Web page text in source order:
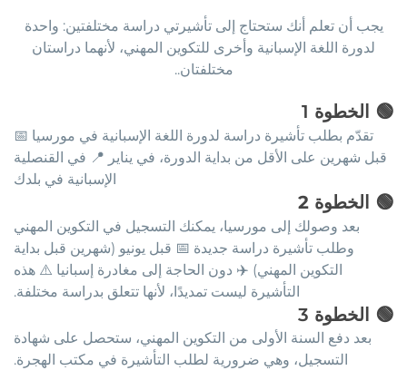
يجب أن تعلم أنك ستحتاج إلى تأشيرتي دراسة مختلفتين: واحدة
لدورة اللغة الإسبانية وأخرى للتكوين المهني، لأنهما دراستان
مختلفتان..
🟢 الخطوة 1
تقدّم بطلب تأشيرة دراسة لدورة اللغة الإسبانية في مورسيا 📅
قبل شهرين على الأقل من بداية الدورة، في يناير 📍 في القنصلية
الإسبانية في بلدك
🟢 الخطوة 2
بعد وصولك إلى مورسيا، يمكنك التسجيل في التكوين المهني
وطلب تأشيرة دراسة جديدة 📅 قبل يونيو (شهرين قبل بداية
التكوين المهني) ✈️ دون الحاجة إلى مغادرة إسبانيا ⚠️ هذه
التأشيرة ليست تمديدًا، لأنها تتعلق بدراسة مختلفة.
🟢 الخطوة 3
بعد دفع السنة الأولى من التكوين المهني، ستحصل على شهادة
التسجيل، وهي ضرورية لطلب التأشيرة في مكتب الهجرة.